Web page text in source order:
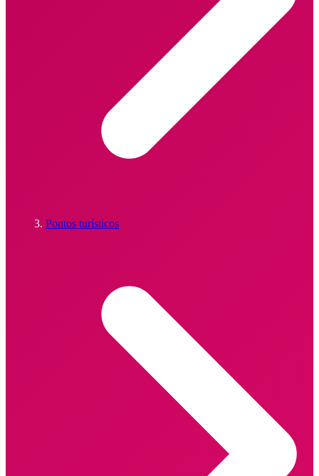
Pontos turísticos